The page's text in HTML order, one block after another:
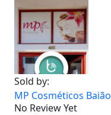
Sold by:
MP Cosméticos Baião
No Review Yet